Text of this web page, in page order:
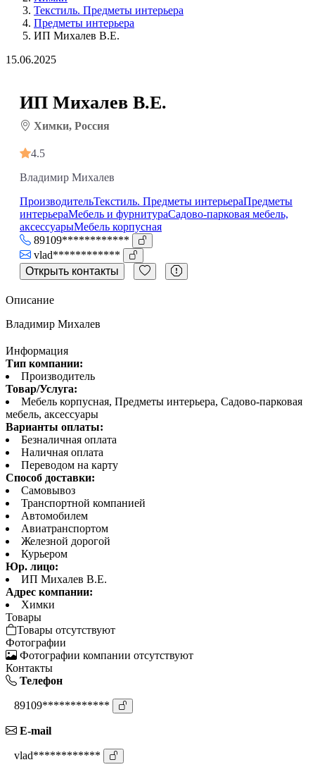
Текстиль. Предметы интерьера
Предметы интерьера
ИП Михалев В.Е.
15.06.2025
ИП Михалев В.Е.
Химки, Россия
4.5
Владимир Михалев
ПроизводительТекстиль. Предметы интерьераПредметы
интерьераМебель и фурнитураСадово-парковая мебель,
аксессуарыМебель корпусная
89109************
vlad************
Открыть контакты
Описание
Владимир Михалев
Информация
Тип компании:
Производитель
Товар/Услуга:
Мебель корпусная, Предметы интерьера, Садово-парковая
мебель, аксессуары
Варианты оплаты:
Безналичная оплата
Наличная оплата
Переводом на карту
Способ доставки:
Самовывоз
Транспортной компанией
Автомобилем
Авиатранспортом
Железной дорогой
Курьером
Юр. лицо:
ИП Михалев В.Е.
Адрес компании:
Химки
Товары
Товары отсутствуют
Фотографии
Фотографии компании отсутствуют
Контакты
Телефон
89109************
E-mail
vlad************